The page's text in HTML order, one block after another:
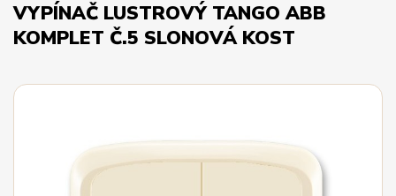
VYPÍNAČ LUSTROVÝ TANGO ABB
KOMPLET Č.5 SLONOVÁ KOST